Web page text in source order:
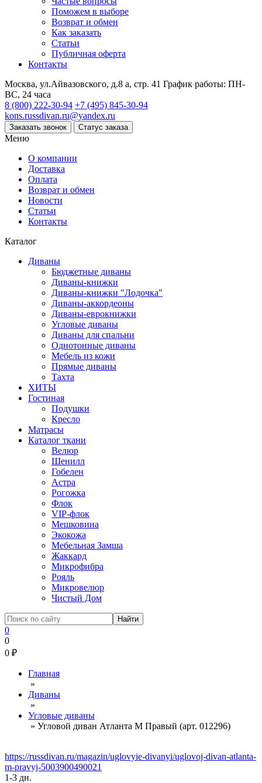
Поможем в выборе
Возврат и обмен
Как заказать
Статьи
Публичная оферта
Контакты
Москва, ул.Айвазовского, д.8 а, стр. 41 График работы: ПН-
ВС, 24 часа
8 (800) 222-30-94 +7 (495) 845-30-94
kons.russdivan.ru@yandex.ru
Заказать звонок Статус заказа
Меню
О компании
Доставка
Оплата
Возврат и обмен
Новости
Статьи
Контакты
Каталог
Диваны
Бюджетные диваны
Диваны-книжки
Диваны-книжки "Лодочка"
Диваны-аккордеоны
Диваны-еврокнижки
Угловые диваны
Диваны для спальни
Однотонные диваны
Мебель из кожи
Прямые диваны
Тахта
ХИТЫ
Гостиная
Подушки
Кресло
Матрасы
Каталог ткани
Велюр
Шенилл
Гобелен
Астра
Рогожка
Флок
VIP-флок
Мешковина
Экокожа
Мебельная Замша
Жаккард
Микрофибра
Рояль
Микровелюр
Чистый Дом
0
0
0 ₽
Главная
»
Диваны
»
Угловые диваны
» Угловой диван Атланта М Правый (арт. 012296)
https://russdivan.ru/magazin/uglovyie-divanyi/uglovoj-divan-atlanta-
m-pravyj-5003900490021
1-3 дн.